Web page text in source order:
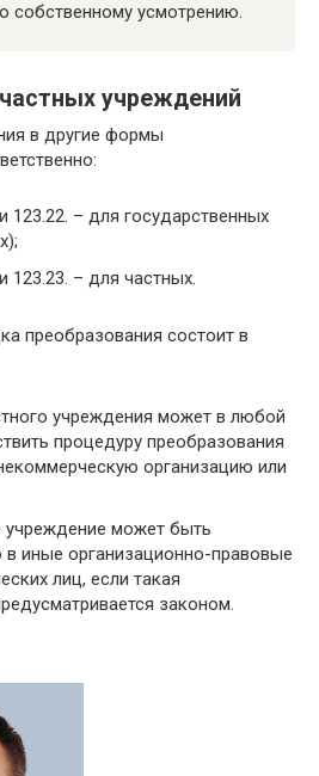
собственному усмотрению.
учреждений
в другие формы
123.22. – для государственных
123.23. – для частных.
преобразования состоит в
учреждения может в любой
процедуру преобразования
организацию или
учреждение может быть
в иные организационно-правовые
лиц, если такая
законом.